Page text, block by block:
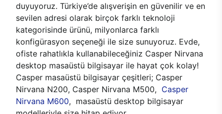
duyuyoruz. Türkiye’de alışverişin en güvenilir ve en
sevilen adresi olarak birçok farklı teknoloji
kategorisinde ürünü, milyonlarca farklı
konfigürasyon seçeneği ile size sunuyoruz. Evde,
ofiste rahatlıkla kullanabileceğiniz Casper Nirvana
desktop masaüstü bilgisayar ile hayat çok kolay!
Casper masaüstü bilgisayar çeşitleri; Casper
Nirvana N200, Casper Nirvana M500, Casper
Nirvana M600, masaüstü desktop bilgisayar